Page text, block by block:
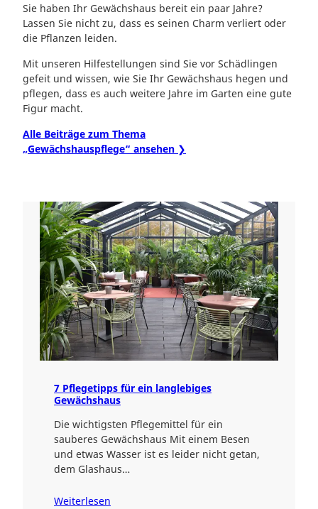
Sie haben Ihr Gewächshaus bereit ein paar Jahre?
Lassen Sie nicht zu, dass es seinen Charm verliert oder
die Pflanzen leiden.
Mit unseren Hilfestellungen sind Sie vor Schädlingen
gefeit und wissen, wie Sie Ihr Gewächshaus hegen und
pflegen, dass es auch weitere Jahre im Garten eine gute
Figur macht.
Alle Beiträge zum Thema
„Gewächshauspflege“ ansehen ❯
7 Pflegetipps für ein langlebiges
Gewächshaus
Die wichtigsten Pflegemittel für ein
sauberes Gewächshaus Mit einem Besen
und etwas Wasser ist es leider nicht getan,
dem Glashaus…
Weiterlesen